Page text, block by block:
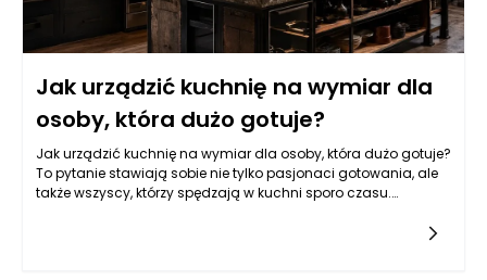
Jak urządzić kuchnię na wymiar dla
osoby, która dużo gotuje?
Jak urządzić kuchnię na wymiar dla osoby, która dużo gotuje?
To pytanie stawiają sobie nie tylko pasjonaci gotowania, ale
także wszyscy, którzy spędzają w kuchni sporo czasu.
czynniki, które powinny być brane pod uwagę przy aranżacji